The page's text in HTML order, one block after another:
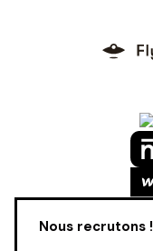
Nous recrutons !